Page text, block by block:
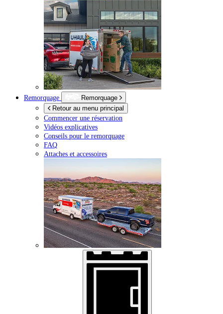
Remorquage
Remorquage
Retour au menu principal
Commencer une réservation
Vidéos explicatives
Conseils pour le remorquage
FAQ
Attaches et accessoires